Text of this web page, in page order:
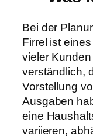
Bei der
Firrel ist
vieler
verständlich,
Vorstellung
Ausgaben
eine
variieren,